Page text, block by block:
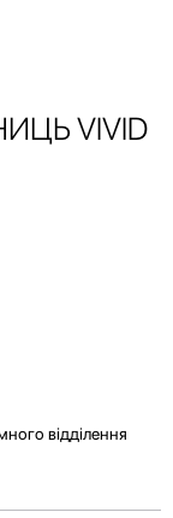
VIVID
відділення